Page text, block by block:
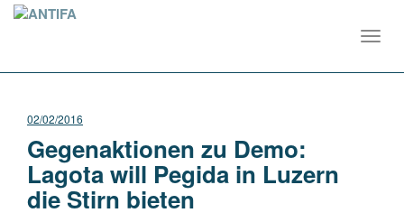
02/02/2016
Gegenaktionen zu Demo:
Lagota will Pegida in Luzern
die Stirn bieten